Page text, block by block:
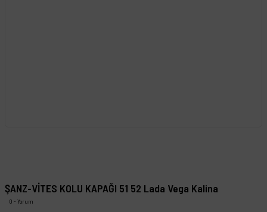
ŞANZ-VİTES KOLU KAPAĞI 51 52 Lada Vega Kalina
0 - Yorum